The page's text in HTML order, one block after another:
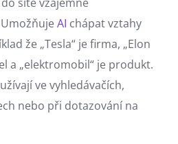
AI chápat vztahy
že „Tesla“ je firma, „Elon
a „elektromobil“ je produkt.
ve vyhledávačích,
nebo při dotazování na